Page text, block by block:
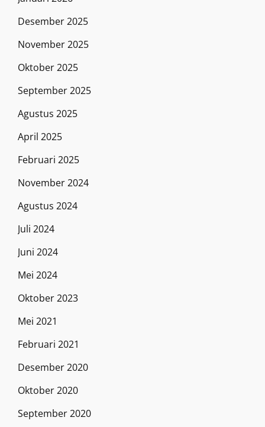
Desember 2025
November 2025
Oktober 2025
September 2025
Agustus 2025
April 2025
Februari 2025
November 2024
Agustus 2024
Juli 2024
Juni 2024
Mei 2024
Oktober 2023
Mei 2021
Februari 2021
Desember 2020
Oktober 2020
September 2020